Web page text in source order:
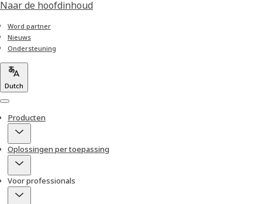
Naar de hoofdinhoud
Word partner
Nieuws
Ondersteuning
Dutch
Menu
Producten
Oplossingen per toepassing
Voor professionals